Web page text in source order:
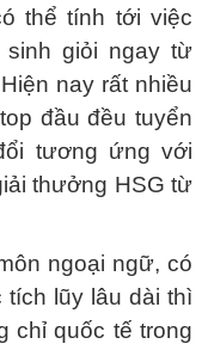
thể tính tới việc
giỏi ngay từ
nay rất nhiều
đầu đều tuyển
tương ứng với
thưởng HSG từ
ngoại ngữ, có
lũy lâu dài thì
chỉ quốc tế trong